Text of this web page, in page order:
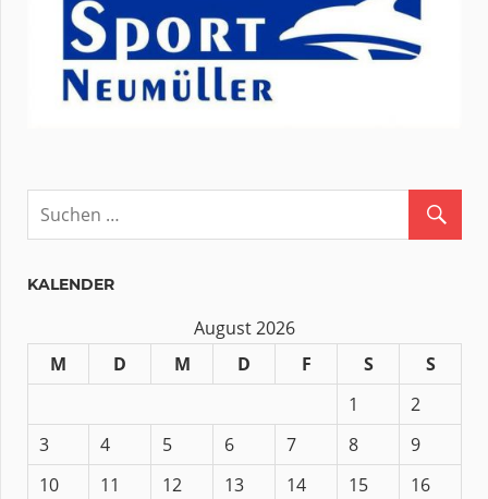
KALENDER
August 2026
M
D M D F S
S
1
2
3
4 5 6 7 8
9
10
11 12 13 14 15 16